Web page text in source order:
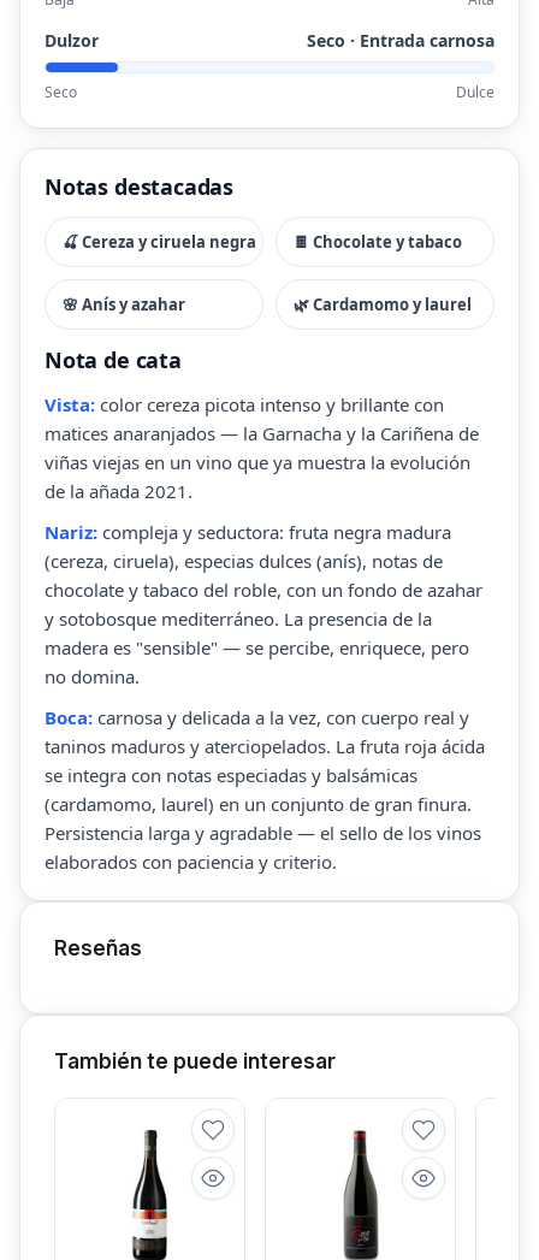
Dulzor Seco · Entrada carnosa
Seco Dulce
Notas destacadas
🍒 Cereza y ciruela negra 🍫 Chocolate y tabaco
🌸 Anís y azahar 🌿 Cardamomo y laurel
Nota de cata
Vista: color cereza picota intenso y brillante con
matices anaranjados — la Garnacha y la Cariñena de
viñas viejas en un vino que ya muestra la evolución
de la añada 2021.
Nariz: compleja y seductora: fruta negra madura
(cereza, ciruela), especias dulces (anís), notas de
chocolate y tabaco del roble, con un fondo de azahar
y sotobosque mediterráneo. La presencia de la
madera es "sensible" — se percibe, enriquece, pero
no domina.
Boca: carnosa y delicada a la vez, con cuerpo real y
taninos maduros y aterciopelados. La fruta roja ácida
se integra con notas especiadas y balsámicas
(cardamomo, laurel) en un conjunto de gran finura.
Persistencia larga y agradable — el sello de los vinos
elaborados con paciencia y criterio.
Reseñas
También te puede interesar